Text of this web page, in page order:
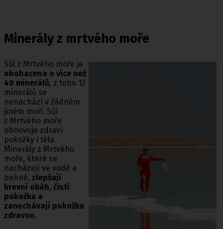
Minerály z mrtvého moře
Sůl z Mrtvého moře je
obohacena o více než
40 minerálů, z toho 12
minerálů se
nenachází v žádném
jiném moři. Sůl
z Mrtvého moře
obnovuje zdraví
pokožky i těla.
Minerály z Mrtvého
moře, které se
nacházejí ve vodě a
bahně, zlepšují
krevní oběh, čistí
pokožku a
zanechávají pokožku
zdravou.